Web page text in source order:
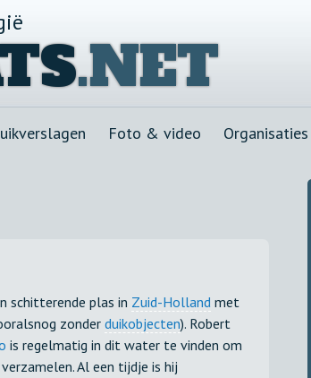
.NET
Foto & video Organisaties
schitterende plas in Zuid-Hollandmet
zonderduikobjecten). Robert
is regelmatig in dit water te vinden om
Al een tijdje is hij